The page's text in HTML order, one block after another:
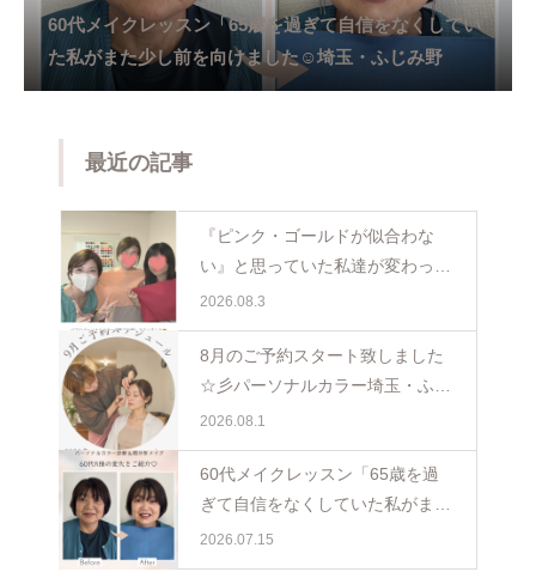
60代メイクレッスン「65歳を過ぎて自信をなくしてい
た私がまた少し前を向けました☺️埼玉・ふじみ野
最近の記事
『ピンク・ゴールドが似合わな
い』と思っていた私達が変わった
日。親子で体験パーソナルカラー
2026.08.3
8月のご予約スタート致しました
☆彡パーソナルカラー埼玉・ふじ
み野
2026.08.1
60代メイクレッスン「65歳を過
ぎて自信をなくしていた私がまた
少し前を向けました☺️埼玉・ふじ
み野
2026.07.15